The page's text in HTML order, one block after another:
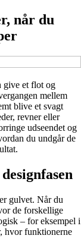
når du
give et flot og
mellem
blive et svagt
revner eller
udseendet og
du undgår de
gulvet. Når du
de forskellige
– for eksempel i
hvor funktionerne